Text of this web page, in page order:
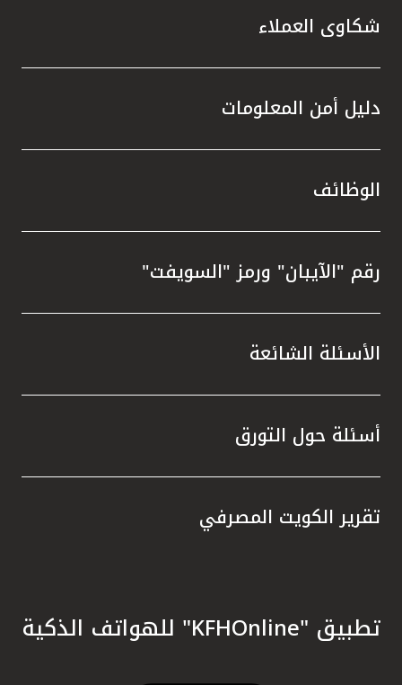
شكاوى العملاء
دليل أمن المعلومات
الوظائف
رقم "الآيبان" ورمز "السويفت"
الأسئلة الشائعة
أسئلة حول التورق
تقرير الكويت المصرفي
تطبيق "KFHOnline" للهواتف الذكية